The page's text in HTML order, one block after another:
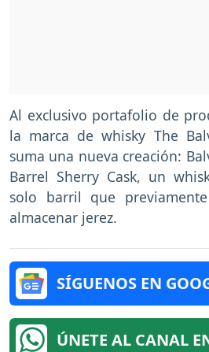
Al exclusivo portafolio de
la marca de whisky The
suma una nueva creación:
Barrel Sherry Cask, un
solo barril que
almacenar jerez.
SÍGUENOS EN
ÚNETE AL CANAL